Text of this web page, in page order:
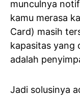
munculnya
kamu merasa
Card) masih
kapasitas yang
adalah
Jadi solusinya